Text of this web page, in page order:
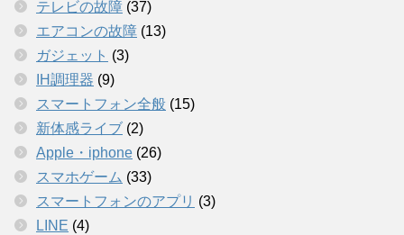
テレビの故障 (37)
エアコンの故障 (13)
ガジェット (3)
IH調理器 (9)
スマートフォン全般 (15)
新体感ライブ (2)
Apple・iphone (26)
スマホゲーム (33)
スマートフォンのアプリ (3)
LINE (4)